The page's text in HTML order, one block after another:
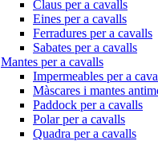
Claus per a cavalls
Eines per a cavalls
Ferradures per a cavalls
Sabates per a cavalls
Mantes per a cavalls
Impermeables per a
Màscares i mantes
Paddock per a cavalls
Polar per a cavalls
Quadra per a cavalls